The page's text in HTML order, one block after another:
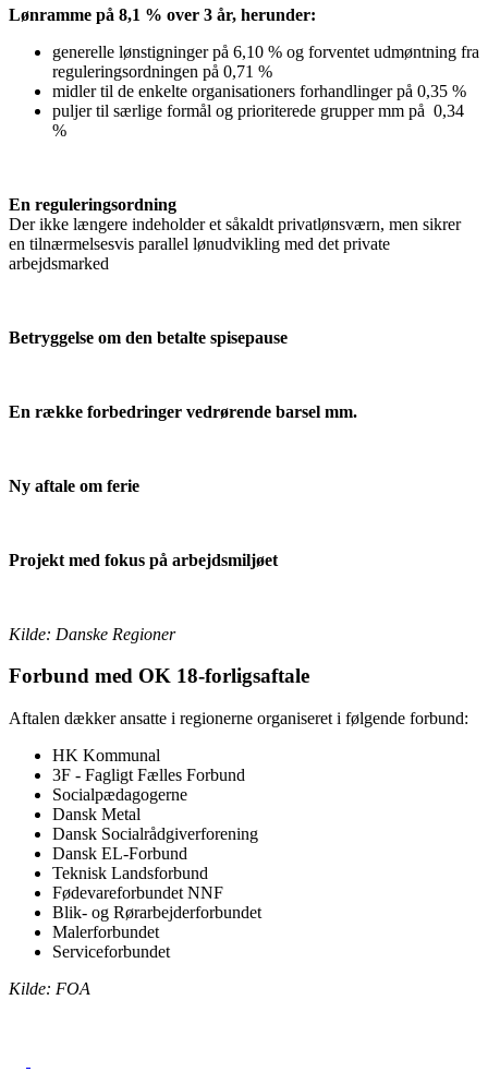
Lønramme på 8,1 % over 3 år, herunder:
generelle lønstigninger på 6,10 % og forventet udmøntning fra
reguleringsordningen på 0,71 %
midler til de enkelte organisationers forhandlinger på 0,35 %
puljer til særlige formål og prioriterede grupper mm på 0,34
%
En reguleringsordning
Der ikke længere indeholder et såkaldt privatlønsværn, men sikrer
en tilnærmelsesvis parallel lønudvikling med det private
arbejdsmarked
Betryggelse om den betalte spisepause
En række forbedringer vedrørende barsel mm.
Ny aftale om ferie
Projekt med fokus på arbejdsmiljøet
Kilde: Danske Regioner
Forbund med OK 18-forligsaftale
Aftalen dækker ansatte i regionerne organiseret i følgende forbund:
HK Kommunal
3F - Fagligt Fælles Forbund
Socialpædagogerne
Dansk Metal
Dansk Socialrådgiverforening
Dansk EL-Forbund
Teknisk Landsforbund
Fødevareforbundet NNF
Blik- og Rørarbejderforbundet
Malerforbundet
Serviceforbundet
Kilde: FOA